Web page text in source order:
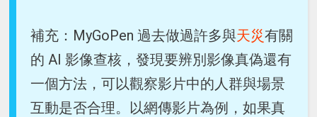
補充：MyGoPen 過去做過許多與天災有關
的 AI 影像查核，發現要辨別影像真偽還有
一個方法，可以觀察影片中的人群與場景
互動是否合理。以網傳影片為例，如果真